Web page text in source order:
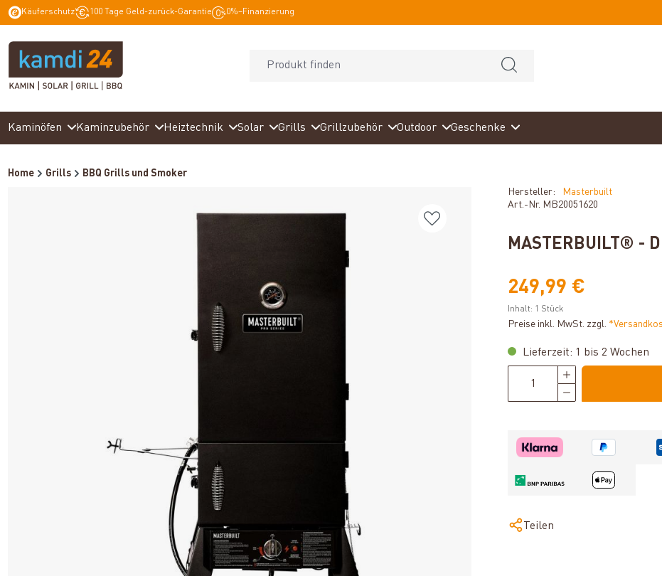
Zur Hauptnavigation springen
Käuferschutz 100 Tage Geld-zurück-Garantie 0%–Finanzierung
Kaminöfen Kaminzubehör Heiztechnik Solar Grills Grillzubehör Outdoor Geschenke
Home Grills
BBQ Grills und Smoker
Hersteller:
Masterbuilt
Art.-Nr. MB20051620
MASTERBUILT® -
249,99 €
Inhalt: 1 Stück
Preise inkl. MwSt. zzgl.
Lieferzeit: 1 bis 2 Wochen
Teilen